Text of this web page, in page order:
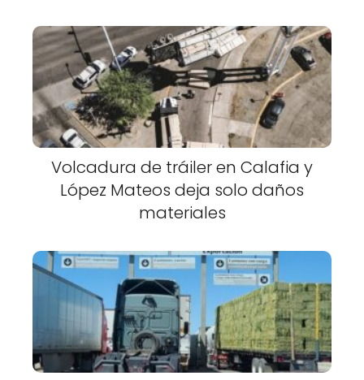
Volcadura de tráiler en Calafia y
López Mateos deja solo daños
materiales